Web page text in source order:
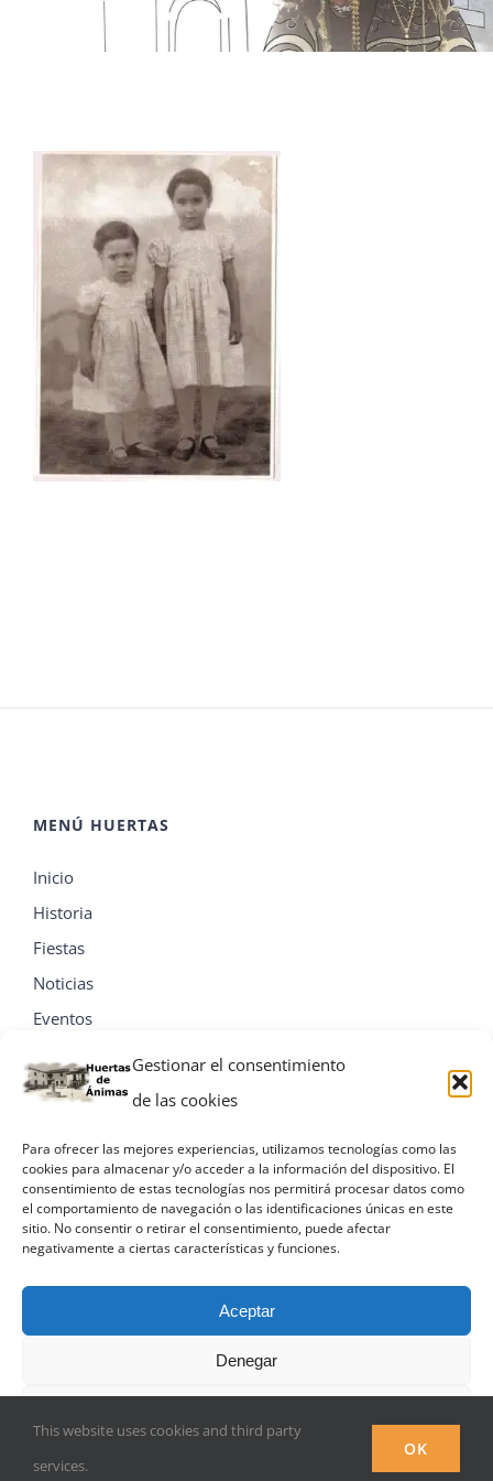
Gestionar el consentimiento
de las cookies
Para ofrecer las mejores experiencias, utilizamos tecnologías como las
cookies para almacenar y/o acceder a la información del dispositivo. El
consentimiento de estas tecnologías nos permitirá procesar datos como
el comportamiento de navegación o las identificaciones únicas en este
sitio. No consentir o retirar el consentimiento, puede afectar
negativamente a ciertas características y funciones.
Aceptar
Denegar
MENÚ HUERTAS
Inicio
Historia
Fiestas
Noticias
Eventos
Facebook
This website uses cookies and third party
services.
OK